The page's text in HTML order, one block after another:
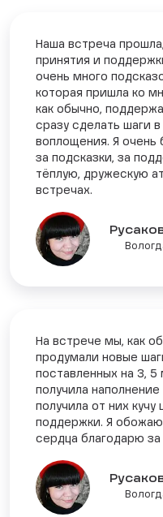
Наша встреча
принятия и
очень много
которая пришла ко
как обычно,
сразу сделать шаги
воплощения. Я очень
за подсказки, за
тёплую, дружескую
встречах.
На встрече мы, как
продумали новые
поставленных на 3, 5
получила
получила от них
поддержки. Я
сердца благодарю